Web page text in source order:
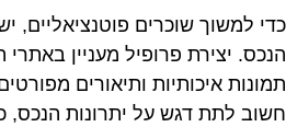
למשוך שוכרים פוטנציאליים,
יצירת פרופיל מעניין באתרי
איכותיות ותיאורים
לתת דגש על יתרונות הנכס,